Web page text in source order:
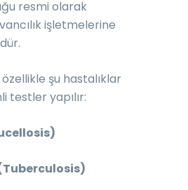
resmi olarak
işletmelerine
şu hastalıklar
testler yapılır: